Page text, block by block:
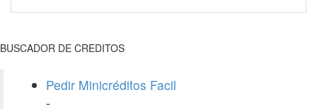
BUSCADOR DE CREDITOS
Pedir Minicréditos Facil
-